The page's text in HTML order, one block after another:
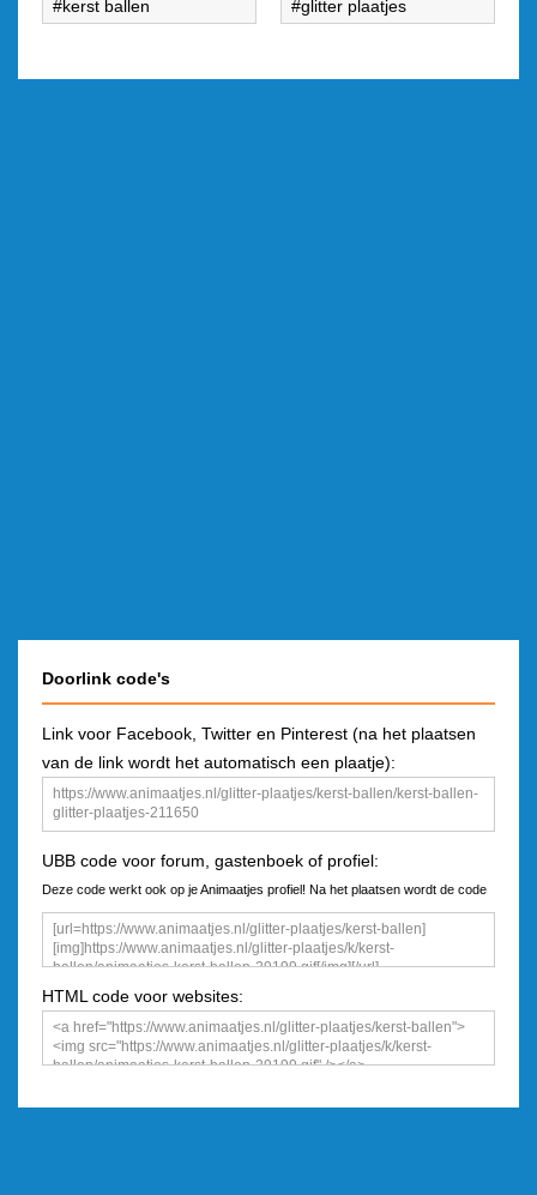
kerst ballen glitter plaatjes
Doorlink code's
Link voor Facebook, Twitter en Pinterest (na het plaatsen
van de link wordt het automatisch een plaatje):
UBB code voor forum, gastenboek of profiel:
Deze code werkt ook op je Animaatjes profiel! Na het plaatsen wordt de code
een plaatje
HTML code voor websites: